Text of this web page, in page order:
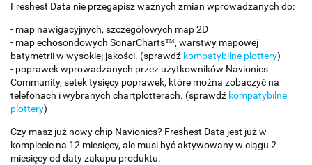
Freshest Data nie przegapisz ważnych zmian wprowadzanych do:
- map nawigacyjnych, szczegółowych map 2D
- map echosondowych SonarCharts™, warstwy mapowej
batymetrii w wysokiej jakości. (sprawdź kompatybilne plottery)
- poprawek wprowadzanych przez użytkowników Navionics
Community, setek tysięcy poprawek, które można zobaczyć na
telefonach i wybranych chartplotterach. (sprawdź kompatybilne
plottery)
Czy masz już nowy chip Navionics? Freshest Data jest już w
komplecie na 12 miesięcy, ale musi być aktywowany w ciągu 2
miesięcy od daty zakupu produktu.